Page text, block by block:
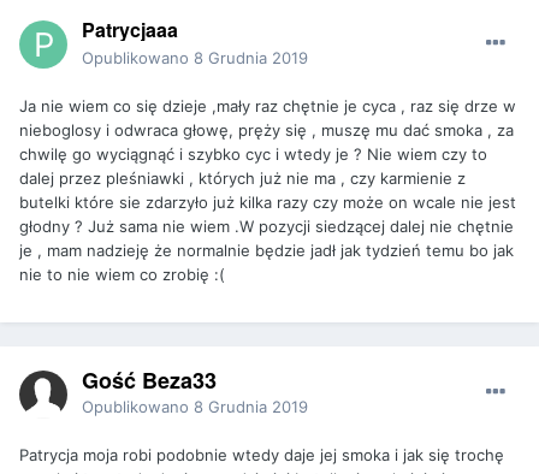
Patrycjaaa
Opublikowano 8 Grudnia 2019
Ja nie wiem co się dzieje ,mały raz chętnie je cyca , raz się drze w
nieboglosy i odwraca głowę, pręży się , muszę mu dać smoka , za
chwilę go wyciągnąć i szybko cyc i wtedy je ? Nie wiem czy to
dalej przez pleśniawki , których już nie ma , czy karmienie z
butelki które sie zdarzyło już kilka razy czy może on wcale nie jest
głodny ? Już sama nie wiem .W pozycji siedzącej dalej nie chętnie
je , mam nadzieję że normalnie będzie jadł jak tydzień temu bo jak
nie to nie wiem co zrobię :(
Gość Beza33
Opublikowano 8 Grudnia 2019
Patrycja moja robi podobnie wtedy daje jej smoka i jak się trochę